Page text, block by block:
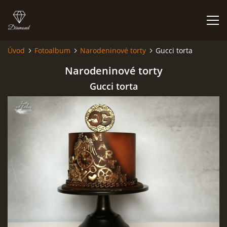
NIEČO O MNE A MOJEJ ZÁĽUBE
DOBRÉ RADY NIELEN PRE ZAČIATOČNÍKOV
NAJČASTEJŠIE OTÁZKY
Úvod Fotoalbum Narodeninové torty Gucci torta
Narodeninové torty
Gucci torta